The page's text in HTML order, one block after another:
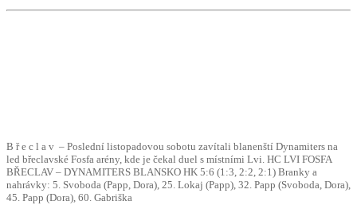
B ř e c l a v – Poslední listopadovou sobotu zavítali blanenští Dynamiters na
led břeclavské Fosfa arény, kde je čekal duel s místními Lvi. HC LVI FOSFA
BŘECLAV – DYNAMITERS BLANSKO HK 5:6 (1:3, 2:2, 2:1) Branky a
nahrávky: 5. Svoboda (Papp, Dora), 25. Lokaj (Papp), 32. Papp (Svoboda, Dora),
45. Papp (Dora), 60. Gabriška